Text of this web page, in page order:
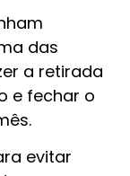
das
a retirada
e fechar o
evitar